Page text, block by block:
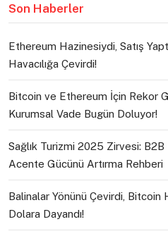
Son Haberler
Ethereum Hazinesiydi, Satış
Havacılığa Çevirdi!
Bitcoin ve Ethereum İçin Rekor
Kurumsal Vade Bugün Doluyor!
Sağlık Turizmi 2025 Zirvesi:
Acente Gücünü Artırma Rehberi
Balinalar Yönünü Çevirdi, Bitcoin
Dolara Dayandı!